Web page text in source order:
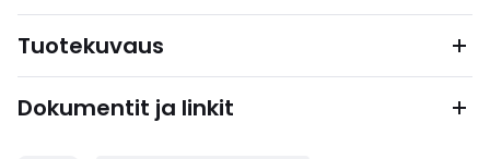
Tuotekuvaus
Dokumentit ja linkit